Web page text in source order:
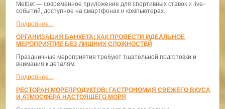
Melbet — современное приложение для спортивных ставок и live-
событий, доступное на смартфонах и компьютерах.
Подробнее...
ОРГАНИЗАЦИЯ БАНКЕТА: КАК ПРОВЕСТИ ИДЕАЛЬНОЕ
МЕРОПРИЯТИЕ БЕЗ ЛИШНИХ СЛОЖНОСТЕЙ
Праздничные мероприятия требуют тщательной подготовки и
внимания к деталям.
Подробнее...
РЕСТОРАН МОРЕПРОДУКТОВ: ГАСТРОНОМИЯ СВЕЖЕГО ВКУСА
И АТМОСФЕРА НАСТОЯЩЕГО МОРЯ